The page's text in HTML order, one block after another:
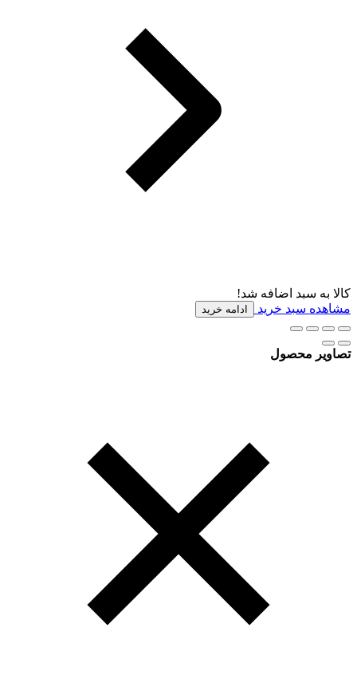
کالا به سبد اضافه شد!
مشاهده سبد خرید
ادامه خرید
تصاویر محصول